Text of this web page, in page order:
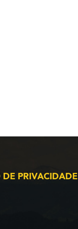
DE PRIVACIDADE